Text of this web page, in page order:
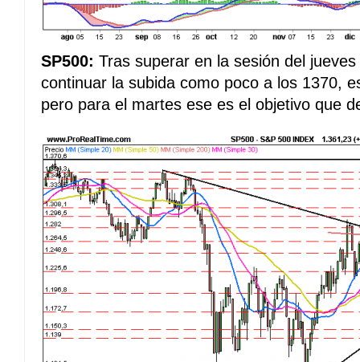
SP500: Tras superar en la sesión del
continuar la subida como poco a los 1370,
pero para el martes ese es el objetivo que